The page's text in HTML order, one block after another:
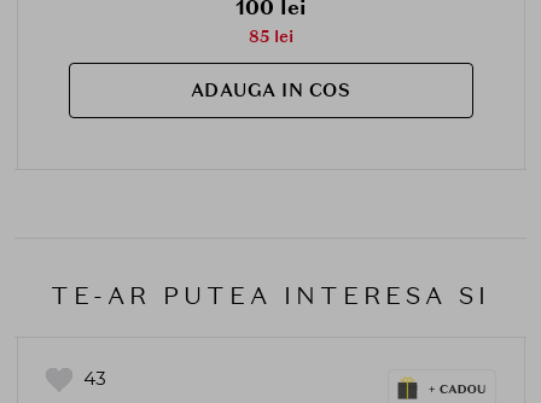
100 lei
85 lei
ADAUGA IN COS
TE-AR PUTEA INTERESA SI
43